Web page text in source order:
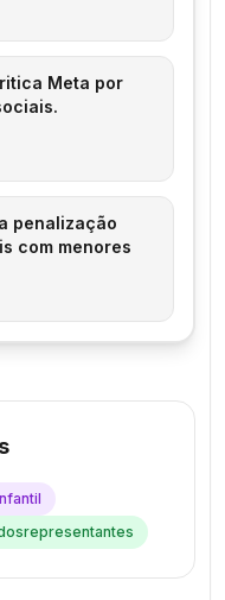
Meta por
penalização
com menores